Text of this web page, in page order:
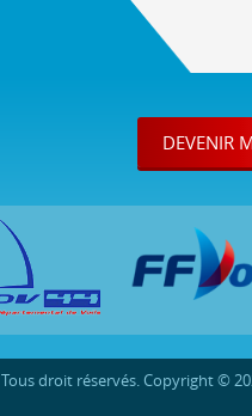
DEVENIR
Tous droit réservés. Copyright ©